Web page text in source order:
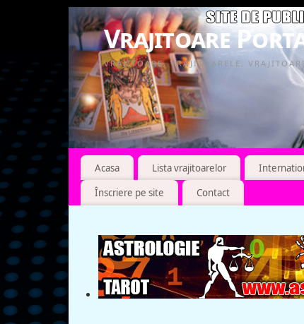
Vrajitoare
VRAJITOARE, VRAJITOARELE,
Acasa Lista vrajitoarelor
Înscriere pe site
Contact